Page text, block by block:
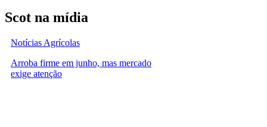
Scot na mídia
Notícias Agrícolas
Arroba firme em junho, mas mercado
exige atenção